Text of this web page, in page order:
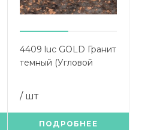
4409 luc GOLD Гранит
темный (Угловой
/ шт
ПОДРОБНЕЕ